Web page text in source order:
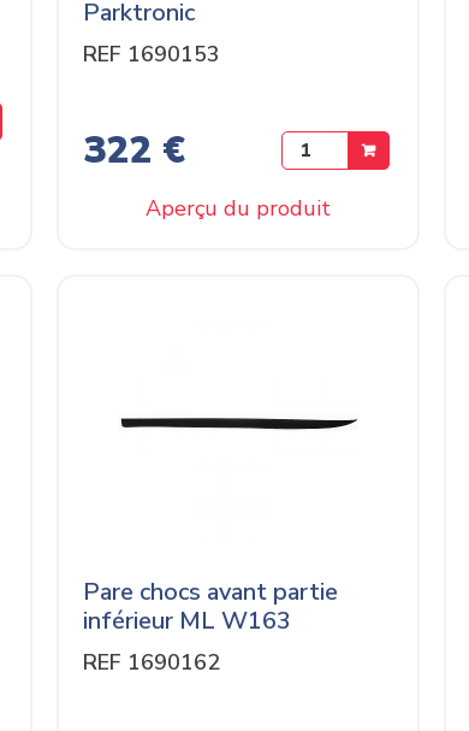
Parktronic
REF 1690153
322 €
Aperçu du produit
Pare chocs avant partie
inférieur ML W163
REF 1690162